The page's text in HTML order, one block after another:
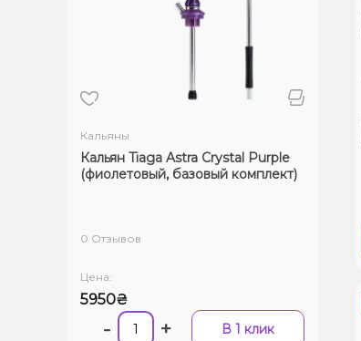
Кальяны
Кальян Tiaga Astra Crystal Purple
(фиолетовый, базовый комплект)
0 Отзывов
Цена:
5950₴
- + В 1 клик